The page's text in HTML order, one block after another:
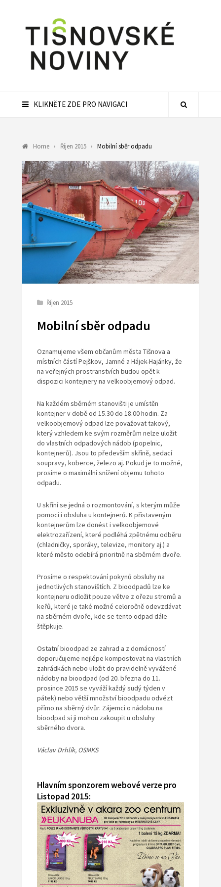
KLIKNĚTE ZDE PRO NAVIGACI
Home Říjen 2015 Mobilní sběr odpadu
Říjen 2015
Mobilní sběr odpadu
Oznamujeme všem občanům města Tišnova a
místních částí Pejškov, Jamné a Hájek-Hajánky, že
na veřejných prostranstvích budou opět k
dispozici kontejnery na velkoobjemový odpad.
Na každém sběrném stanovišti je umístěn
kontejner v době od 15.30 do 18.00 hodin. Za
velkoobjemový odpad lze považovat takový,
který vzhledem ke svým rozměrům nelze uložit
do vlastních odpadových nádob (popelnic,
kontejnerů). Jsou to především skříně, sedací
soupravy, koberce, železo aj. Pokud je to možné,
prosíme o maximální snížení objemu tohoto
odpadu.
U skříní se jedná o rozmontování, s kterým může
pomoci i obsluha u kontejnerů. K přistaveným
kontejnerům lze donést i velkoobjemové
elektrozařízení, které podléhá zpětnému odběru
(chladničky, sporáky, televize, monitory aj.) a
které město odebírá prioritně na sběrném dvoře.
Prosíme o respektování pokynů obsluhy na
jednotlivých stanovištích. Z bioodpadů lze ke
kontejneru odložit pouze větve z ořezu stromů a
keřů, které je také možné celoročně odevzdávat
na sběrném dvoře, kde se tento odpad dále
štěpkuje.
Ostatní bioodpad ze zahrad a z domácností
doporučujeme nejlépe kompostovat na vlastních
zahrádkách nebo uložit do pravidelně vyvážené
nádoby na bioodpad (od 20. března do 11.
prosince 2015 se vyváží každý sudý týden v
pátek) nebo větší množství bioodpadu odvézt
přímo na sběrný dvůr. Zájemci o nádobu na
bioodpad si ji mohou zakoupit u obsluhy
sběrného dvora.
Václav Drhlík, OSMKS
Hlavním sponzorem webové verze pro
Listopad 2015: